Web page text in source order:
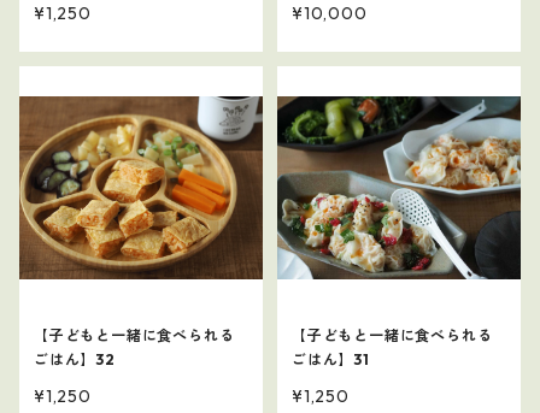
¥1,250 ¥10,000
【子どもと一緒に食べられる
ごはん】32
¥1,250
【子どもと一緒に食べられる
ごはん】31
¥1,250